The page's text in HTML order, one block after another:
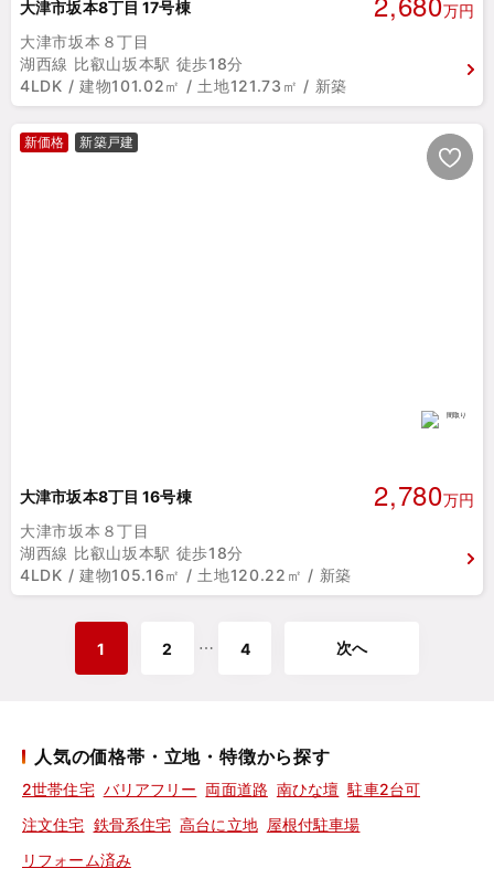
大津市坂本8丁目 17号棟
万円
大津市坂本８丁目
湖西線 比叡山坂本駅 徒歩18分
4LDK / 建物101.02㎡ / 土地121.73㎡ / 新築
新価格 新築戸建
大津市坂本8丁目 16号棟 2,780万円
大津市坂本８丁目
湖西線 比叡山坂本駅 徒歩18分
4LDK / 建物105.16㎡ / 土地120.22㎡ / 新築
1 2 ⋯ 4 次へ
人気の価格帯・立地・特徴から探す
2世帯住宅 バリアフリー 両面道路 南ひな壇 駐車2台可
注文住宅 鉄骨系住宅 高台に立地 屋根付駐車場
リフォーム済み